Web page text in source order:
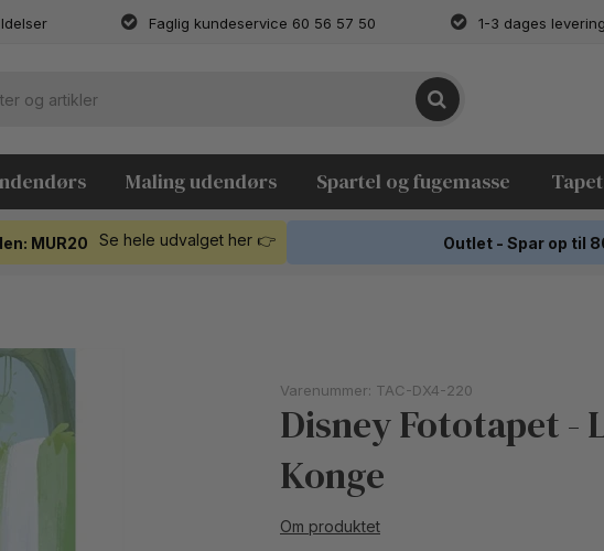
Faglig kundeservice 60 56 57 50 1-3 dages levering
Maling udendørs Spartel og fugemasse Tapet
MUR20 Se hele udvalget her 👉 Outlet - Spar op til
Varenummer: TAC-DX4-220
Disney Fototapet -
Konge
Om produktet